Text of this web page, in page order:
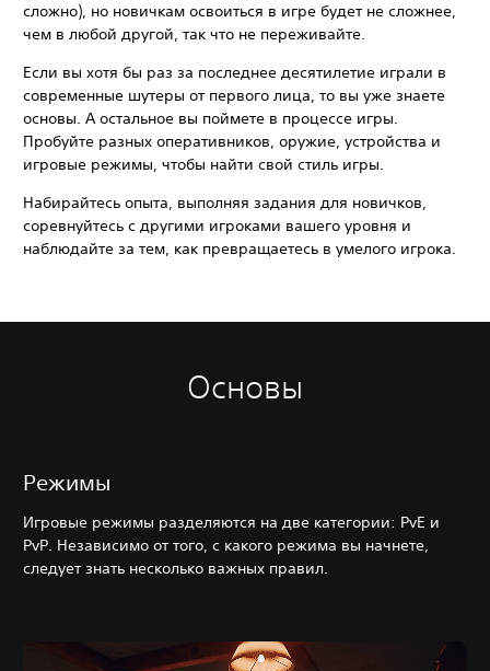
сложно), но новичкам освоиться в игре будет не сложнее,
чем в любой другой, так что не переживайте.
Если вы хотя бы раз за последнее десятилетие играли в
современные шутеры от первого лица, то вы уже знаете
основы. А остальное вы поймете в процессе игры.
Пробуйте разных оперативников, оружие, устройства и
игровые режимы, чтобы найти свой стиль игры.
Набирайтесь опыта, выполняя задания для новичков,
соревнуйтесь с другими игроками вашего уровня и
наблюдайте за тем, как превращаетесь в умелого игрока.
Основы
Режимы
Игровые режимы разделяются на две категории: PvE и
PvP. Независимо от того, с какого режима вы начнете,
следует знать несколько важных правил.